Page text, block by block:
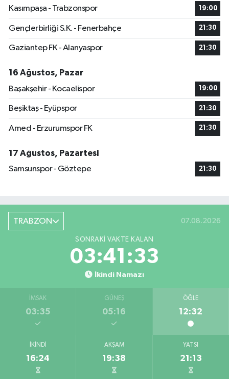
Kasımpaşa - Trabzonspor 19:00
Gençlerbirliği S.K. - Fenerbahçe 21:30
Gaziantep FK - Alanyaspor 21:30
16 Ağustos, Pazar
Başakşehir - Kocaelispor
19:00
Beşiktaş - Eyüpspor 21:30
Amed - Erzurumspor FK 21:30
17 Ağustos, Pazartesi
Samsunspor - Göztepe
21:30
TRABZON 07.08.2026
SONRAKI VAKTE KALAN
03:41:33
İkindi Namazı
İMSAK
03:35
GÜNEŞ
05:16
ÖĞLE
12:32
İKINDI
16:24
AKŞAM
19:38
YATSI
21:13